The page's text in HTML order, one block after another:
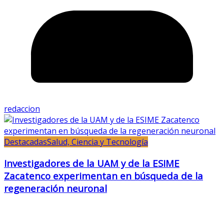
redaccion
DestacadasSalud, Ciencia y Tecnología
Investigadores de la UAM y de la ESIME
Zacatenco experimentan en búsqueda de la
regeneración neuronal